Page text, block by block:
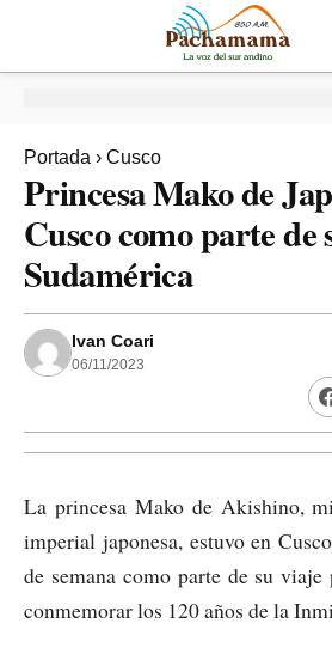
Portada › Cusco
Princesa Mako de
Cusco como parte de
Sudamérica
Ivan Coari
06/11/2023
La princesa Mako de Akishino,
imperial japonesa, estuvo en
de semana como parte de su
conmemorar los 120 años de la